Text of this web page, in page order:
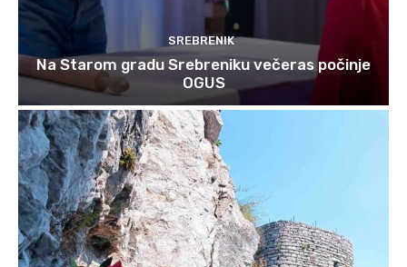
SREBRENIK
Na Starom gradu Srebreniku večeras počinje
OGUS